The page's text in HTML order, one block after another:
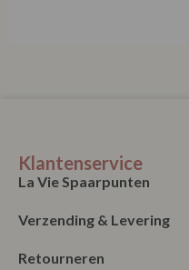
Klantenservice
La Vie Spaarpunten
Verzending & Levering
Retourneren